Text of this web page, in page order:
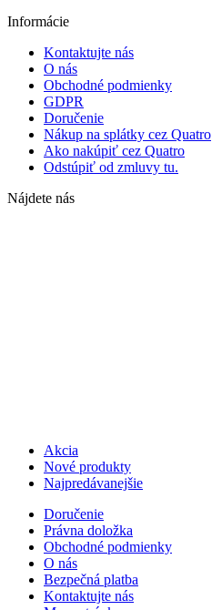
Informácie
Kontaktujte nás
O nás
Obchodné podmienky
GDPR
Doručenie
Nákup na splátky cez Quatro
Ako nakúpiť cez Quatro
Odstúpiť od zmluvy tu.
Nájdete nás
Akcia
Nové produkty
Najpredávanejšie
Doručenie
Právna doložka
Obchodné podmienky
O nás
Bezpečná platba
Kontaktujte nás